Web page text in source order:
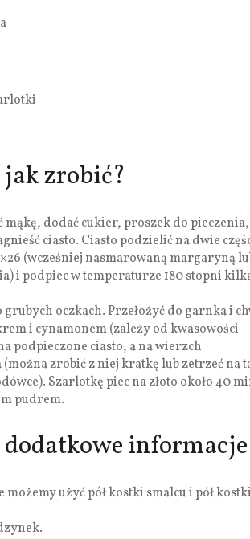
zrobić?
dodać cukier, proszek do pieczenia,
ciasto. Ciasto podzielić na dwie
(wcześniej nasmarowaną margaryną
i podpiec w temperaturze 180 stopni
grubych oczkach. Przełożyć do garnka i
i cynamonem (zależy od kwasowości
podpieczone ciasto, a na wierzch
(można zrobić z niej kratkę lub zetrzeć na
Szarlotkę piec na złoto około 40
pudrem.
informacje
możemy użyć pół kostki smalcu i pół kostki